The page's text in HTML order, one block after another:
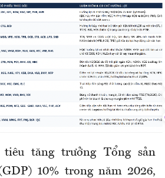
tăng trưởng Tổng sản
10% trong năm 2026,